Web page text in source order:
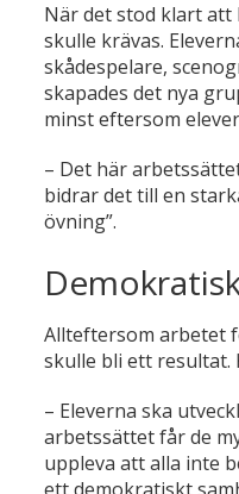
När det stod klart att
skulle krävas.
skådespelare,
skapades det nya
minst eftersom
– Det här
bidrar det till en
övning”.
Allteftersom arbetet
skulle bli ett resultat.
– Eleverna ska
arbetssättet får de
uppleva att alla inte